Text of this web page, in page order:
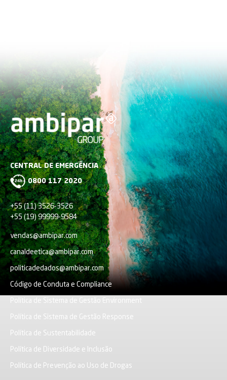
CENTRAL DE EMERGÊNCIA
0800 117 2020
+55 (11) 3526-3526
+55 (19) 99999-9584
vendas@ambipar.com
canaldeetica@ambipar.com
politicadedados@ambipar.com
Código de Conduta e Compliance
Política de Sistema de Gestão Environment
Política de Sistema de Gestão Response
Política de Sustentabilidade
Política de Diversidade e Inclusão
Política de Prevenção ao Uso de Drogas